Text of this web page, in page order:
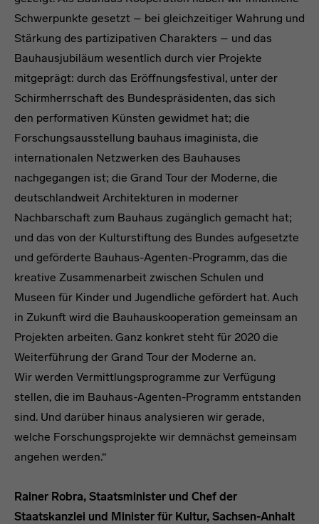
Schwerpunkte gesetzt – bei gleichzeitiger Wahrung und
Stärkung des partizipativen Charakters – und das
Bauhausjubiläum wesentlich durch vier Projekte
mitgeprägt: durch das Eröffnungsfestival, unter der
Schirmherrschaft des Bundespräsidenten, das sich
den performativen Künsten gewidmet hat; die
Forschungsausstellung bauhaus imaginista, die
internationalen Netzwerken des Bauhauses
nachgegangen ist; die Grand Tour der Moderne, die
deutschlandweit Architekturen in moderner
Nachbarschaft zum Bauhaus zugänglich gemacht hat;
und das von der Kulturstiftung des Bundes aufgesetzte
und geförderte Bauhaus-Agenten-Programm, das die
kreative Zusammenarbeit zwischen Schulen und
Museen für Kinder und Jugendliche gefördert hat. Auch
in Zukunft wird die Bauhauskooperation gemeinsam an
Projekten arbeiten. Ganz konkret steht für 2020 die
Weiterführung der Grand Tour der Moderne an.
Wir werden Vermittlungsprogramme zur Verfügung
stellen, die im Bauhaus-Agenten-Programm entstanden
sind. Und darüber hinaus analysieren wir gerade,
welche Forschungsprojekte wir demnächst gemeinsam
angehen werden.“
Rainer Robra, Staatsminister und Chef der
Staatskanzlei und Minister für Kultur, Sachsen-Anhalt